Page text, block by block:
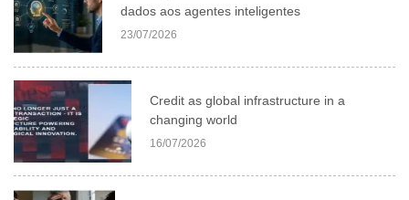
dados aos agentes inteligentes
23/07/2026
Credit as global infrastructure in a
changing world
16/07/2026